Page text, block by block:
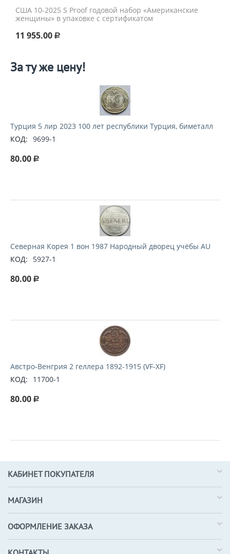
США 10-2025 S Proof годовой набор «Американские
женщины» в упаковке с сертификатом
11 955.00 Р
За ту же цену!
Турция 5 лир 2023 100 лет республики Турция, биметалл
КОД: 9699-1
80.00 Р
Северная Корея 1 вон 1987 Народный дворец учёбы AU
КОД:
5927-1
80.00 Р
Австро-Венгрия 2 геллера 1892-1915 (VF-XF)
КОД:
11700-1
80.00 Р
КАБИНЕТ ПОКУПАТЕЛЯ
МАГАЗИН
ОФОРМЛЕНИЕ ЗАКАЗА